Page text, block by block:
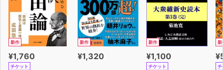
新作
¥1,760
チケット
新作
¥1,320
新作
¥1,100
チケット
新
チ